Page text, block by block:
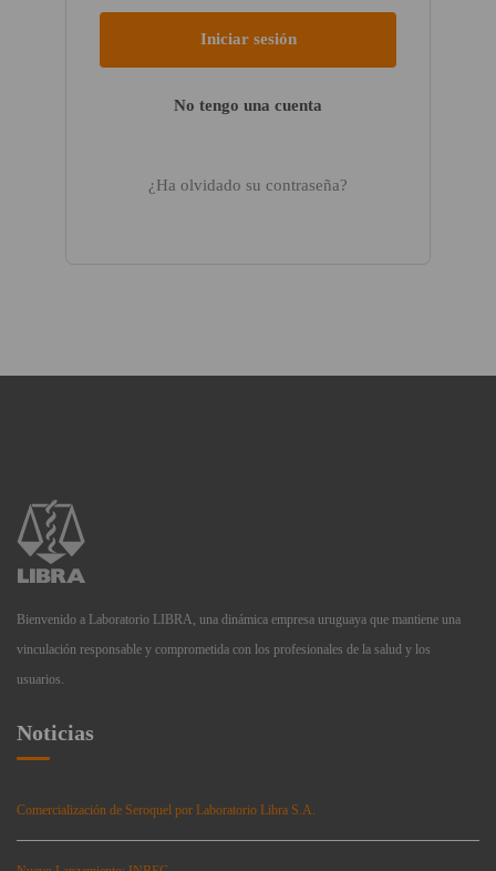
No tengo una cuenta
¿Ha olvidado su contraseña?
Bienvenido a Laboratorio LIBRA, una dinámica empresa uruguaya que mantiene una
vinculación responsable y comprometida con los profesionales de la salud y los
usuarios.
Noticias
Comercialización de Seroquel por Laboratorio Libra S.A.